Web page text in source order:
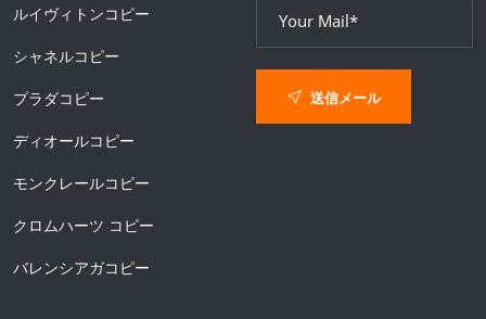
ルイヴィトンコピー
シャネルコピー
プラダコピー
ディオールコピー
モンクレールコピー
クロムハーツ コピー
バレンシアガコピー
送信メール